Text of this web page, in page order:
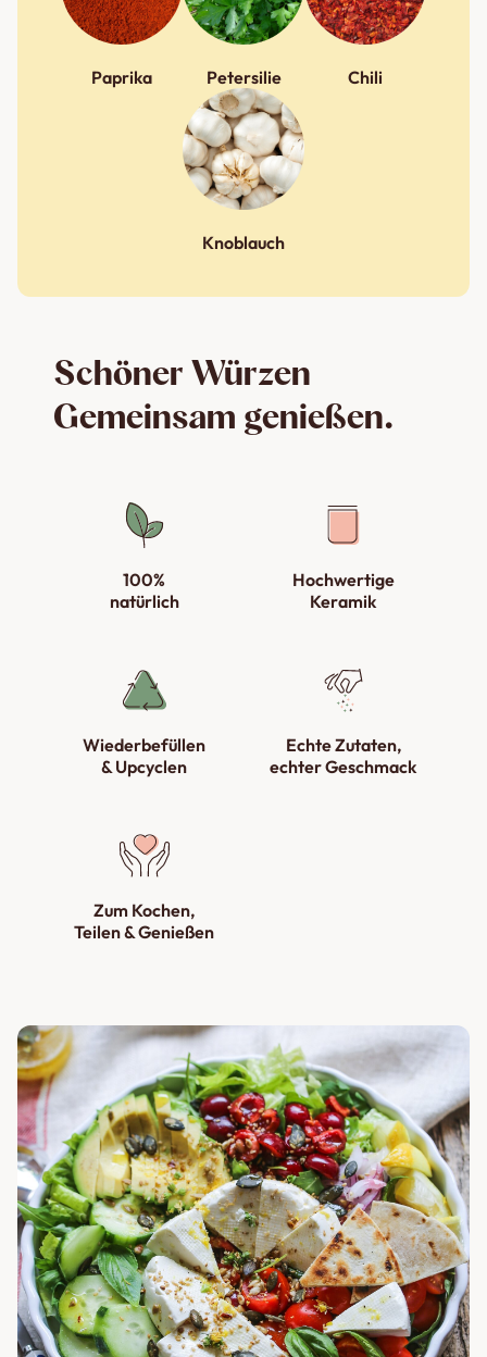
Paprika Petersilie Chili
Knoblauch
Schöner Würzen
Gemeinsam genießen.
100%
natürlich
Hochwertige
Keramik
Wiederbefüllen
& Upcyclen
Echte Zutaten,
echter Geschmack
Zum Kochen,
Teilen & Genießen